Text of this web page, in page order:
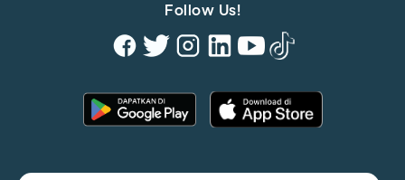
Follow Us!